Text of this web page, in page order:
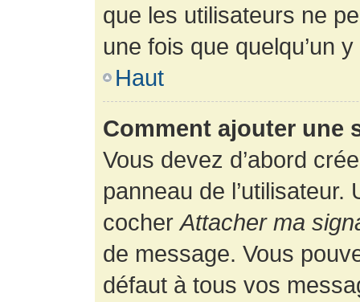
que les utilisateurs ne
une fois que quelqu’un
Haut
Comment ajouter une
Vous devez d’abord
panneau de
cocherAttacher ma
de message. Vous
défaut à tous vos